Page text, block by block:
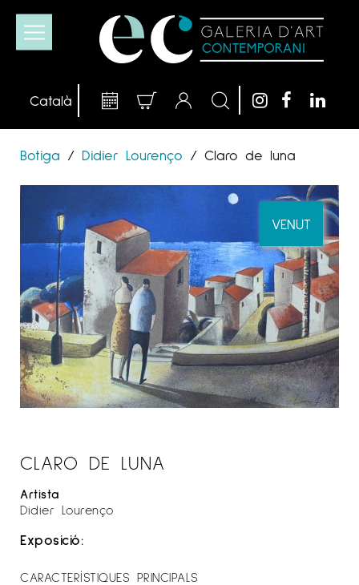
Botiga / Didier Lourenço / Claro de luna
VENUT
CLARO DE LUNA
Artista
Didier Lourenço
Exposició:
CARACTERÍSTIQUES PRINCIPALS